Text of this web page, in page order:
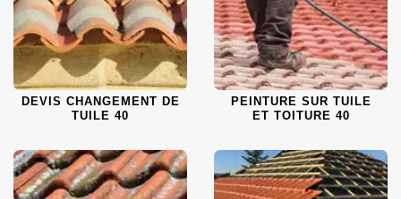
DEVIS CHANGEMENT DE
TUILE 40
PEINTURE SUR TUILE
ET TOITURE 40